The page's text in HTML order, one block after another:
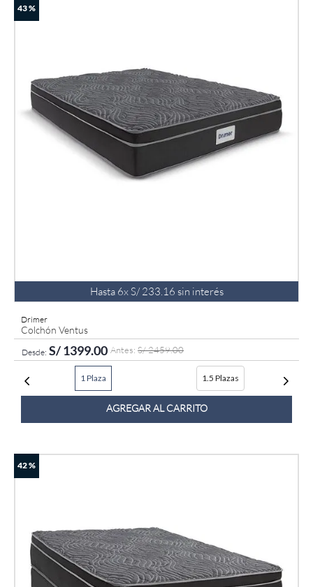
43 %
Hasta 6xS/ 233 16 sin interés
Drimer
Colchón Ventus
S/1399.00 S/2459.00
1 Plaza 1.5 Plazas
AGREGAR AL CARRITO
42 %